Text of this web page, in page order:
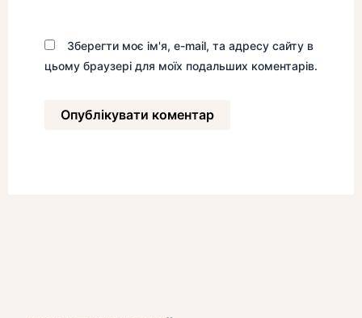
Зберегти моє ім'я, e-mail, та адресу сайту в
цьому браузері для моїх подальших коментарів.